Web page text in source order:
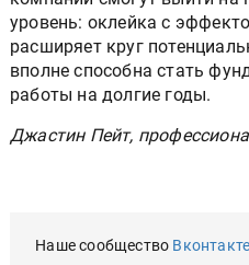
уровень: оклейка с
расширяет круг
вполне способна стать
работы на долгие годы.
Джастин Пейт,
Наше сообщество Вконтакте